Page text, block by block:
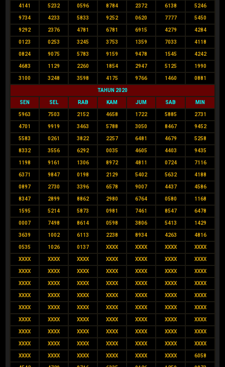
4141 5232 0596 8784 2372 6138 5246
9734 4233 5833 9252 0620 7777 5450
9292 2376 4781 6781 6915 4279 4284
0123 0253 3245 3753 1359 7033 4118
0824 9075 5783 9159 9478 1545 4242
4683 1129 2260 1854 2947 5125 1990
3100 3248 3598 4175 9766 1460 0881
TAHUN 2020
SEN SEL RAB KAM JUM SAB MIN
5963 7503 2152 4658 1722 5885 2731
4701 9919 3463 5788 3050 8467 9452
5583 0261 3822 2257 6481 4679 5258
8332 3556 6292 0035 4605 4403 9435
1198 9161 1306 8972 4811 0724 7116
6371 9847 0198 2129 5402 5632 4188
0897 2730 3396 6578 9007 4437 4586
8347 2899 8862 2980 6764 0580 1168
1595 5214 5873 0981 7461 8547 6478
0007 7498 8614 0598 3806 5413 1429
3639 1002 6113 2238 8934 4263 4816
0535 1026 0137 XXXX XXXX XXXX XXXX
XXXX XXXX XXXX XXXX XXXX XXXX XXXX
XXXX XXXX XXXX XXXX XXXX XXXX XXXX
XXXX XXXX XXXX XXXX XXXX XXXX XXXX
XXXX XXXX XXXX XXXX XXXX XXXX XXXX
XXXX XXXX XXXX XXXX XXXX XXXX XXXX
XXXX XXXX XXXX XXXX XXXX XXXX XXXX
XXXX XXXX XXXX XXXX XXXX XXXX XXXX
XXXX XXXX XXXX XXXX XXXX XXXX XXXX
XXXX XXXX XXXX XXXX XXXX XXXX 6058